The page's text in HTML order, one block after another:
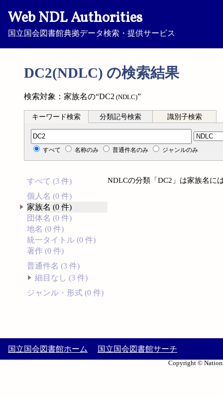
Web NDL Authorities
国立国会図書館典拠データ検索・提供サービス
DC2(NDLC) の検索結果
検索対象：家族名の“DC2 (NDLC)”
キーワード検索 分類記号検索 識別子検索
分類記号検索
すべて 名称のみ 普通件名のみ ジャンルのみ
すべて (3 件)
個人名 (0 件)
家族名 (0 件)
団体名 (0 件)
地名 (0 件)
統一タイトル (0 件)
著作 (0 件)
普通件名 (3 件)
細目なし (3 件)
ジャンル・形式 (0 件)
NDLCの分類「DC2」は家族名に
国立国会図書館ホーム 国立国会図書館サーチ
Copyright ©